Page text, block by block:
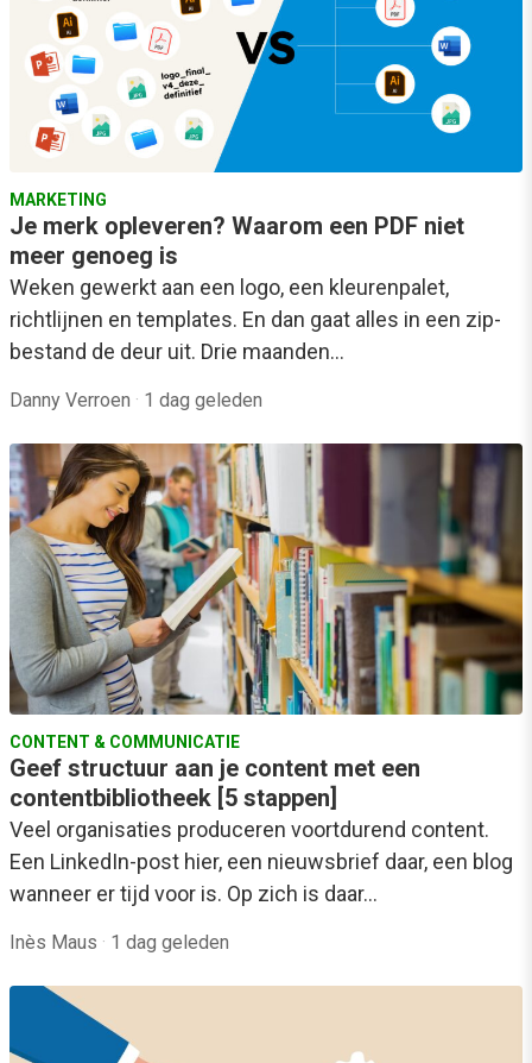
MARKETING
Je merk opleveren? Waarom een PDF niet
meer genoeg is
Weken gewerkt aan een logo, een kleurenpalet,
richtlijnen en templates. En dan gaat alles in een zip-
bestand de deur uit. Drie maanden…
Danny Verroen · 1 dag geleden
CONTENT & COMMUNICATIE
Geef structuur aan je content met een
contentbibliotheek [5 stappen]
Veel organisaties produceren voortdurend content.
Een LinkedIn-post hier, een nieuwsbrief daar, een blog
wanneer er tijd voor is. Op zich is daar…
Inès Maus · 1 dag geleden